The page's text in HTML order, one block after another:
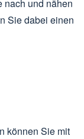
nach und nähen
Sie dabei einen
können Sie mit